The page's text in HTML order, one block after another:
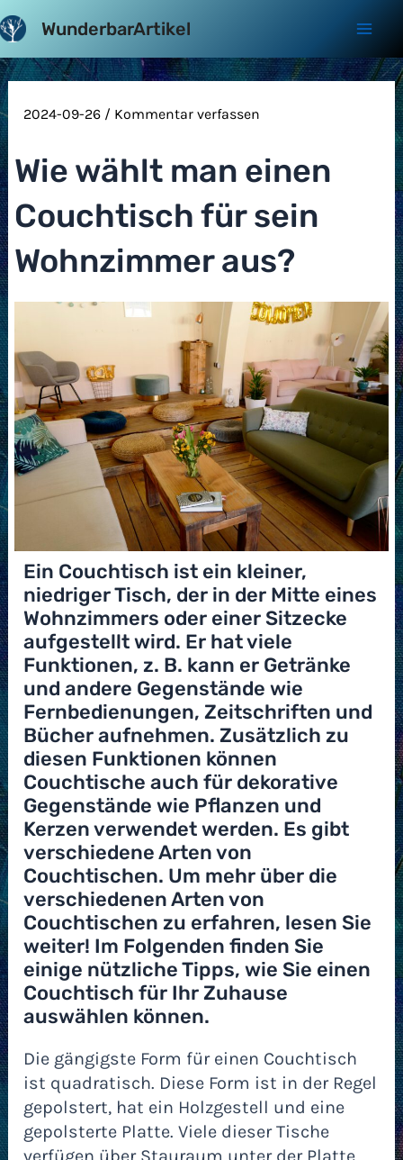
Zum
Inhalt
springen
WunderbarArtikel
2024-09-26 / Kommentar verfassen
Wie wählt man einen
Couchtisch für sein
Wohnzimmer aus?
Ein Couchtisch ist ein kleiner,
niedriger Tisch, der in der Mitte eines
Wohnzimmers oder einer Sitzecke
aufgestellt wird. Er hat viele
Funktionen, z. B. kann er Getränke
und andere Gegenstände wie
Fernbedienungen, Zeitschriften und
Bücher aufnehmen. Zusätzlich zu
diesen Funktionen können
Couchtische auch für dekorative
Gegenstände wie Pflanzen und
Kerzen verwendet werden. Es gibt
verschiedene Arten von
Couchtischen. Um mehr über die
verschiedenen Arten von
Couchtischen zu erfahren, lesen Sie
weiter! Im Folgenden finden Sie
einige nützliche Tipps, wie Sie einen
Couchtisch für Ihr Zuhause
auswählen können.
Die gängigste Form für einen Couchtisch
ist quadratisch. Diese Form ist in der Regel
gepolstert, hat ein Holzgestell und eine
gepolsterte Platte. Viele dieser Tische